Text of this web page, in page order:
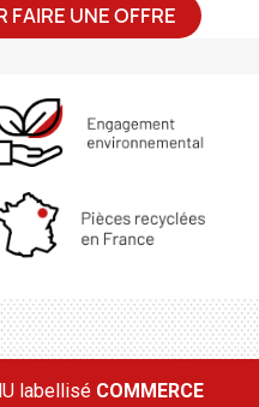
UNE OFFRE
labellisé COMMERCE